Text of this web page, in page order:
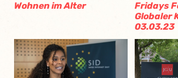
Wohnen im Alter
Fridays
Globaler
03.03.23